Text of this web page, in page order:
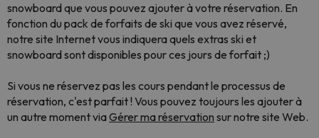
snowboard que vous pouvez ajouter à votre réservation. En
fonction du pack de forfaits de ski que vous avez réservé,
notre site Internet vous indiquera quels extras ski et
snowboard sont disponibles pour ces jours de forfait ;)
Si vous ne réservez pas les cours pendant le processus de
réservation, c'est parfait ! Vous pouvez toujours les ajouter à
un autre moment viaGérer ma réservation sur notre site Web.